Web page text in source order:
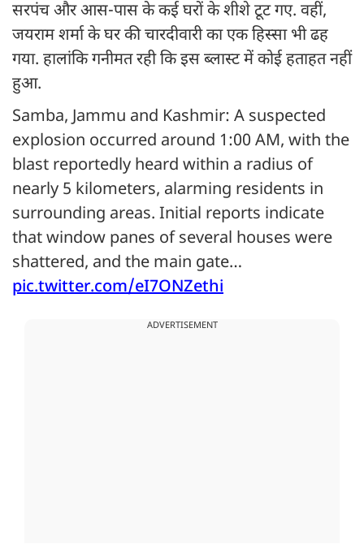
सरपंच और आस-पास के कई घरों के शीशे टूट गए. वहीं,
जयराम शर्मा के घर की चारदीवारी का एक हिस्सा भी ढह
गया. हालांकि गनीमत रही कि इस ब्लास्ट में कोई हताहत नहीं
हुआ.
Samba, Jammu and Kashmir: A suspected
explosion occurred around 1:00 AM, with the
blast reportedly heard within a radius of
nearly 5 kilometers, alarming residents in
surrounding areas. Initial reports indicate
that window panes of several houses were
shattered, and the main gate…
pic.twitter.com/eI7ONZethi
ADVERTISEMENT